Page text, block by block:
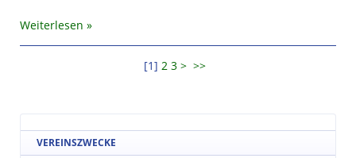
Weiterlesen
[1] 2 3 > >>
VEREINSZWECKE